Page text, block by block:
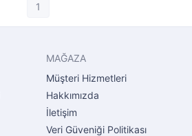
1
MAĞAZA
Müşteri Hizmetleri
Hakkımızda
İletişim
Veri Güveniği Politikası